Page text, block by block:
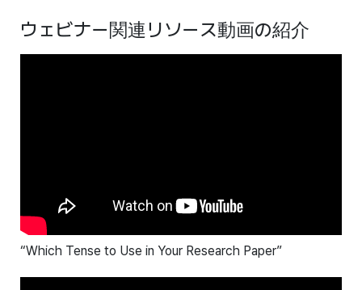
ウェビナー関連リソース動画の紹介
“Which Tense to Use in Your Research Paper”